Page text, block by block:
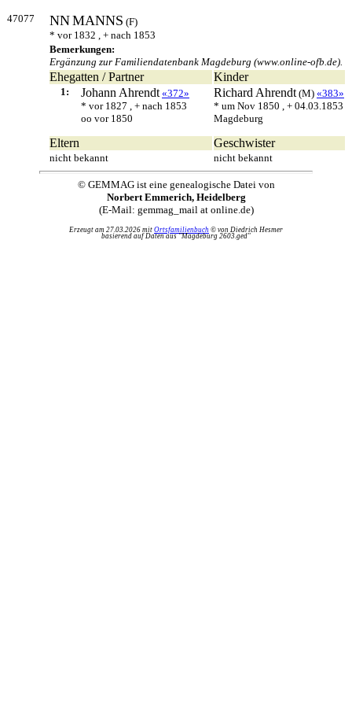
47077 NNMANNS (F)
* vor 1832 , + nach 1853
Bemerkungen:
Ergänzung zur Familiendatenbank Magdeburg (www.online-ofb.de).
Ehegatten / Partner Kinder
1: Johann Ahrendt «372»
* vor 1827 , + nach 1853
oo vor 1850
Richard Ahrendt(M) «383»
* um Nov 1850 , + 04.03.1853
Magdeburg
Eltern Geschwister
nicht bekannt nicht bekannt
© GEMMAG ist eine genealogische Datei von
Norbert Emmerich, Heidelberg
(E-Mail: gemmag_mail at online.de)
Erzeugt am 27.03.2026 mit Ortsfamilienbuch © von Diedrich Hesmer
basierend auf Daten aus "Magdeburg 2603.ged"